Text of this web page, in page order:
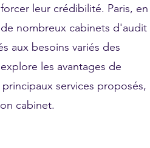
leur crédibilité. Paris, en
nombreux cabinets d'audit
aux besoins variés des
les avantages de
services proposés,
cabinet.